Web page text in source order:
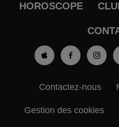
HOROSCOPE
Contactez-nous
Gestion des cookies